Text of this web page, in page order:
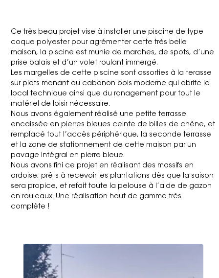
Ce très beau projet vise à installer une piscine de type
coque polyester pour agrémenter cette très belle
maison, la piscine est munie de marches, de spots, d’une
prise balais et d’un volet roulant immergé.
Les margelles de cette piscine sont assorties à la terasse
sur plots menant au cabanon bois moderne qui abrite le
local technique ainsi que du ranagement pour tout le
matériel de loisir nécessaire.
Nous avons également réalisé une petite terrasse
encaissée en pierres bleues ceinte de billes de chène, et
remplacé tout l’accès périphérique, la seconde terrasse
et la zone de stationnement de cette maison par un
pavage intégral en pierre bleue.
Nous avons fini ce projet en réalisant des massifs en
ardoise, prêts à recevoir les plantations dès que la saison
sera propice, et refait toute la pelouse à l’aide de gazon
en rouleaux. Une réalisation haut de gamme très
complète !